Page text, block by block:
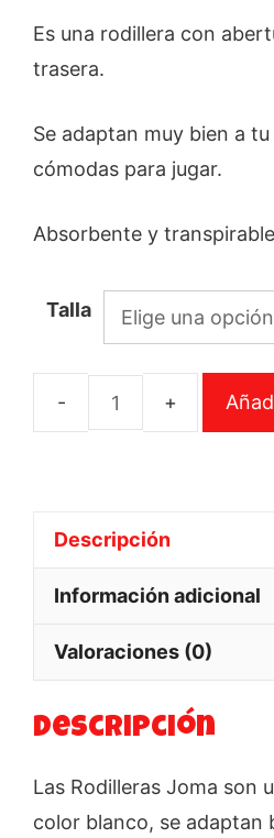
Es una rodillera con
trasera.
Se adaptan muy bien a
cómodas para jugar.
Absorbente y transpirable
Talla
Rodillera
Descripción
Información adicional
Valoraciones (0)
Descripción
Las Rodilleras Joma son
color blanco, se adaptan